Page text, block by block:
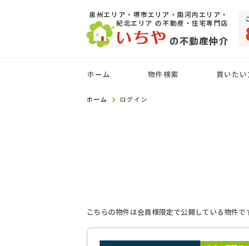
泉州エリア・堺市エリア・南河内エリア・
紀北エリア の不動産・住宅専門店
の不動産仲介
ホーム 物件検索 買いたい
ホーム ログイン
こちらの物件は会員様限定で公開している物件